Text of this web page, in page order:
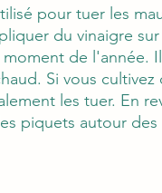
pour tuer les
du vinaigre sur
de l'année.
Si vous cultivez
les tuer. En
piquets autour